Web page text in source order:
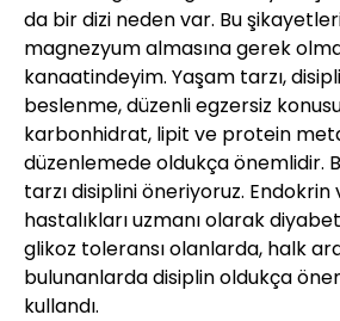
da bir dizi neden var. Bu
magnezyum almasına gerek
kanaatindeyim. Yaşam tarzı,
beslenme, düzenli egzersiz
karbonhidrat, lipit ve protein
düzenlemede oldukça önemlidir.
tarzı disiplini öneriyoruz.
hastalıkları uzmanı olarak
glikoz toleransı olanlarda, halk
bulunanlarda disiplin oldukça
kullandı.